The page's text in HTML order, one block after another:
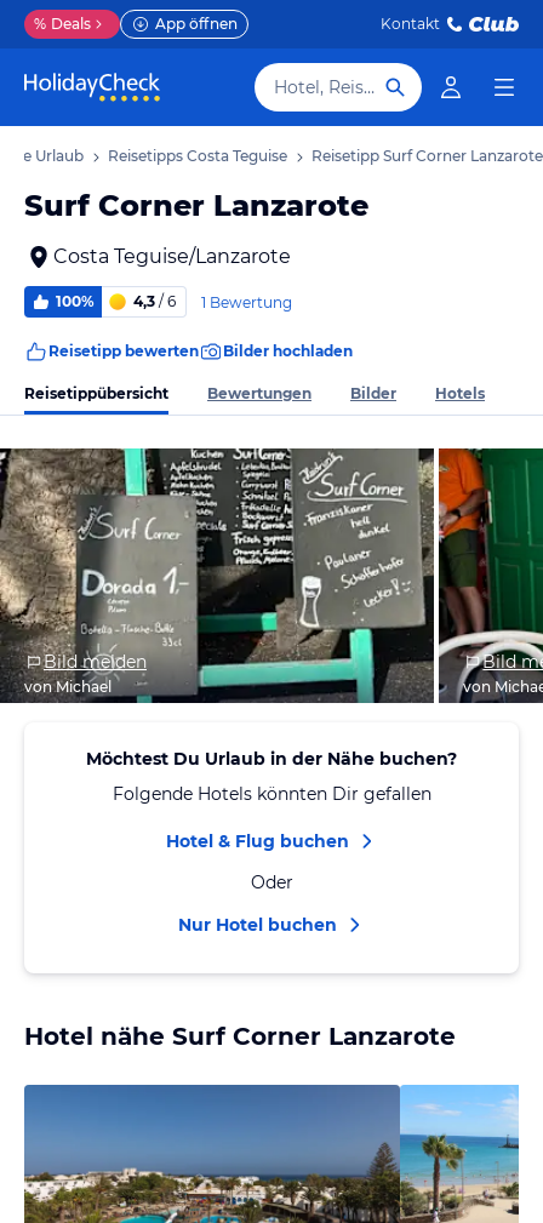
% Deals App öffnen Kontakt
Hotel, Reiseziel
Urlaub Reisetipps Costa Teguise Reisetipp Surf Corner Lanzarote
Surf Corner Lanzarote
Costa Teguise/Lanzarote
100% 4,3 / 6 1 Bewertung
Reisetipp bewerten Bilder hochladen
Reisetippübersicht Bewertungen Bilder Hotels
Bild melden
von Michael
Bild
von
Möchtest Du Urlaub in der Nähe buchen?
Folgende Hotels könnten Dir gefallen
Hotel & Flug buchen
Oder
Nur Hotel buchen
Hotel nähe Surf Corner Lanzarote